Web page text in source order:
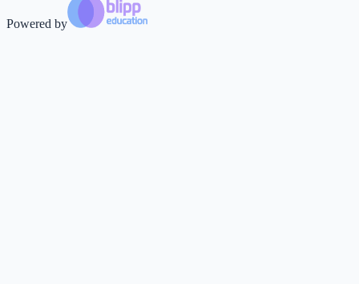
Powered by